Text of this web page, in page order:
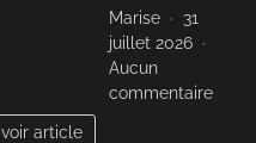
Marise
31
juillet 2026
Aucun
commentairesur
voir article